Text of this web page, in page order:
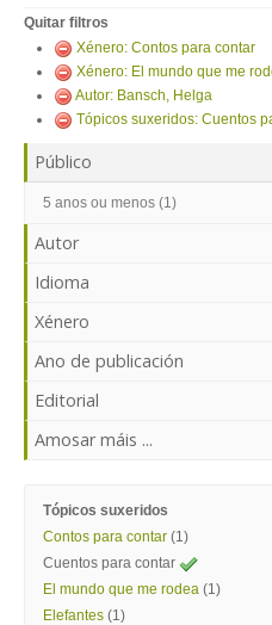
Quitar filtros
Xénero: Contos para contar
Xénero: El mundo que me
Autor: Bansch, Helga
Tópicos suxeridos: Cuentos
Público
5 anos ou menos (1)
Autor
Idioma
Xénero
Ano de publicación
Editorial
Amosar máis ...
Tópicos suxeridos
Contos para contar (1)
Cuentos para contar
El mundo que me rodea (1)
Elefantes (1)